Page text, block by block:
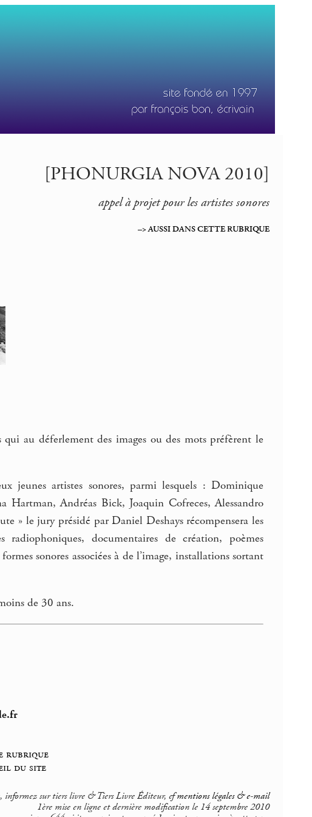
[PHONURGIA NOVA 2010]
appel à projet pour les artistes sonores
–> AUSSI DANS CETTE RUBRIQUE
au déferlement des images ou des mots préfèrent le
jeunes artistes sonores, parmi lesquels : Dominique
Hartman, Andréas Bick, Joaquin Cofreces, Alessandro
» le jury présidé par Daniel Deshays récompensera les
documentaires de création, poèmes
sonores associées à de l’image, installations sortant
de 30 ans.
rubrique
du site
informez sur tiers livre & Tiers Livre Éditeur, cfmentions légales & e-mail
1ère mise en ligne et dernière modification le 14 septembre 2010